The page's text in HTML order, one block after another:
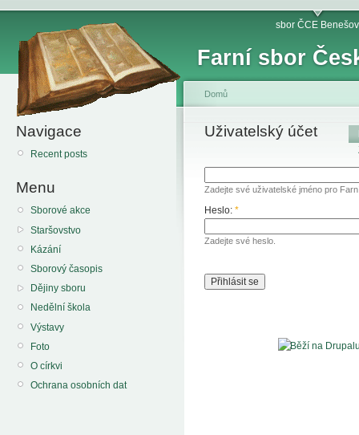
Farní sbor
sbor ČCE Benešov
Navigace
Recent posts
Menu
Sborové akce
Staršovstvo
Kázání
Sborový časopis
Dějiny sboru
Nedělní škola
Výstavy
Foto
O církvi
Ochrana osobních dat
Domů
Uživatelský účet
Zadejte své uživatelské jméno pro
Heslo: *
Zadejte své heslo.